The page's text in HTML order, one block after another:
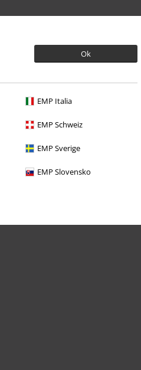
Ok
EMP Italia
EMP Schweiz
EMP Sverige
EMP Slovensko